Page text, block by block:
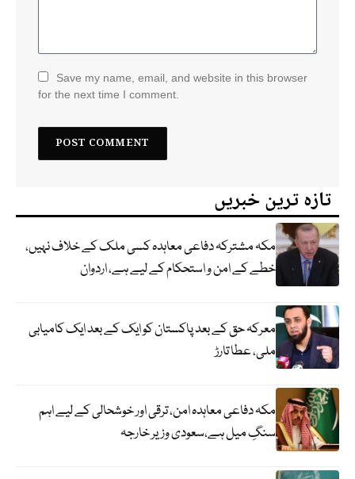
Save my name, email, and website in this browser
for the next time I comment.
تازہ ترین خبریں
مکہ مشترکہ دفاعی معاہدہ کسی ملک کے خلاف نہیں،
خطے کے امن و استحکام کے لیے ہے، اردوان
معرکہ حق کے بعد پاکستان کو ایک کے بعد ایک کامیابی
ملی، عطا تارڑ
مکہ دفاعی معاہدہ امن، ترقی اور خوشحالی کے لیے اہم
سنگِ میل ہے،سعودی وزیر خارجہ